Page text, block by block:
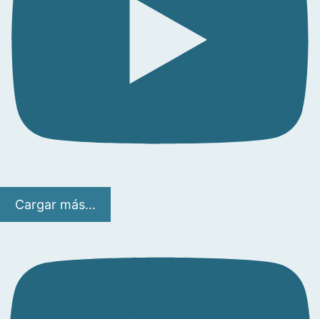
Cargar más...